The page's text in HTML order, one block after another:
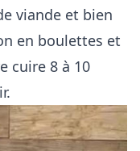
viande et bien
en boulettes et
cuire 8 à 10